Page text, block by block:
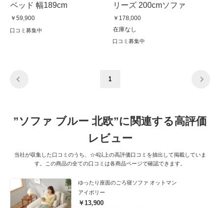
ベッド 幅189cm
￥59,900
口コミ募集中
リーズ 200cmソファ
￥178,000
在庫なし
口コミ募集中
1
”ソファ ブルー 北欧”に関連する高評価
レビュー
当社が収集した口コミのうち、☆4以上の高評価口コミを抽出して掲載していま
す。この商品の全ての口コミは各商品ページで確認できます。
ゆったり座面のごろ寝ソファ オットマン
アイボリー
￥13,900